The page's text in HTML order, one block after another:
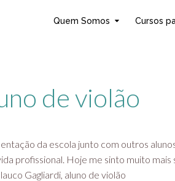
Quem Somos Cursos
de violão
da escola junto com outros
profissional. Hoje me sinto muito
Gagliardi, aluno de violão